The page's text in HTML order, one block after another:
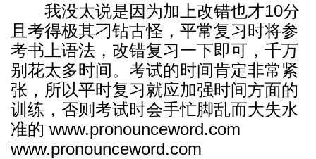
我没太说是因为加上改错也才10分
且考得极其刁钻古怪，平常复习时将参
考书上语法，改错复习一下即可，千万
别花太多时间。考试的时间肯定非常紧
张，所以平时复习就应加强时间方面的
训练，否则考试时会手忙脚乱而大失水
准的 www.pronounceword.com
www.pronounceword.com